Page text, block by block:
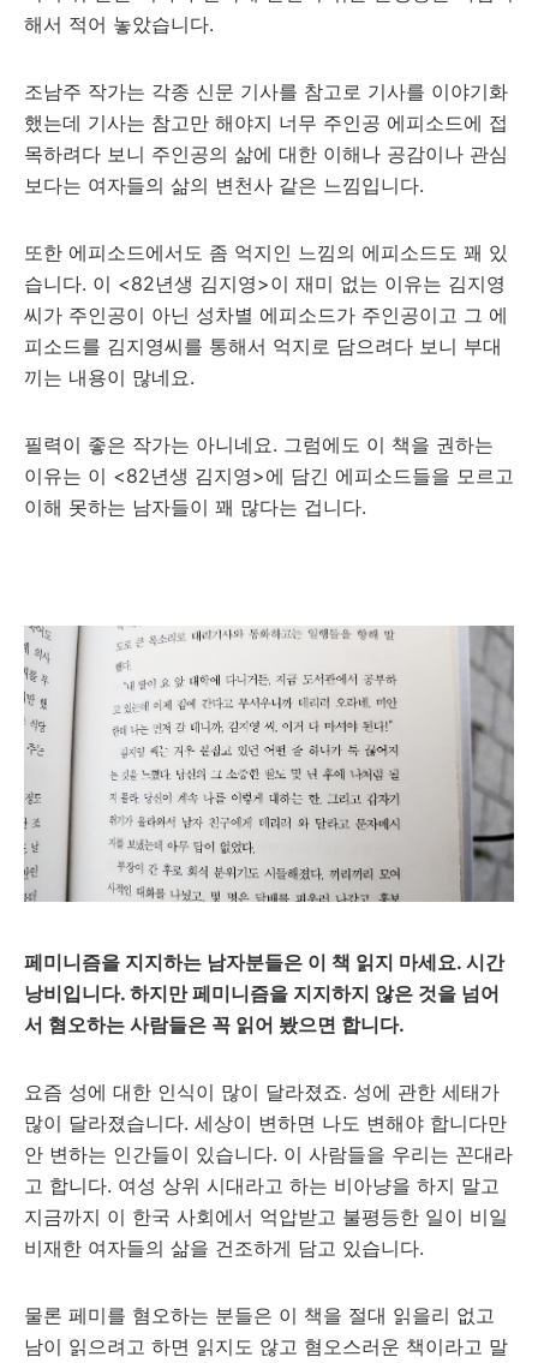
해서 적어 놓았습니다.
조남주 작가는 각종 신문 기사를 참고로 기사를 이야기화
했는데 기사는 참고만 해야지 너무 주인공 에피소드에 접
목하려다 보니 주인공의 삶에 대한 이해나 공감이나 관심
보다는 여자들의 삶의 변천사 같은 느낌입니다.
또한 에피소드에서도 좀 억지인 느낌의 에피소드도 꽤 있
습니다. 이 <82년생 김지영>이 재미 없는 이유는 김지영
씨가 주인공이 아닌 성차별 에피소드가 주인공이고 그 에
피소드를 김지영씨를 통해서 억지로 담으려다 보니 부대
끼는 내용이 많네요.
필력이 좋은 작가는 아니네요. 그럼에도 이 책을 권하는
이유는 이 <82년생 김지영>에 담긴 에피소드들을 모르고
이해 못하는 남자들이 꽤 많다는 겁니다.
페미니즘을 지지하는 남자분들은 이 책 읽지 마세요. 시간
낭비입니다. 하지만 페미니즘을 지지하지 않은 것을 넘어
서 혐오하는 사람들은 꼭 읽어 봤으면 합니다.
요즘 성에 대한 인식이 많이 달라졌죠. 성에 관한 세태가
많이 달라졌습니다. 세상이 변하면 나도 변해야 합니다만
안 변하는 인간들이 있습니다. 이 사람들을 우리는 꼰대라
고 합니다. 여성 상위 시대라고 하는 비아냥을 하지 말고
지금까지 이 한국 사회에서 억압받고 불평등한 일이 비일
비재한 여자들의 삶을 건조하게 담고 있습니다.
물론 페미를 혐오하는 분들은 이 책을 절대 읽을리 없고
남이 읽으려고 하면 읽지도 않고 혐오스러운 책이라고 말